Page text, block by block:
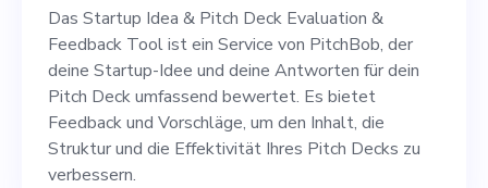
Das Startup Idea & Pitch Deck Evaluation &
Feedback Tool ist ein Service von PitchBob, der
deine Startup-Idee und deine Antworten für dein
Pitch Deck umfassend bewertet. Es bietet
Feedback und Vorschläge, um den Inhalt, die
Struktur und die Effektivität Ihres Pitch Decks zu
verbessern.